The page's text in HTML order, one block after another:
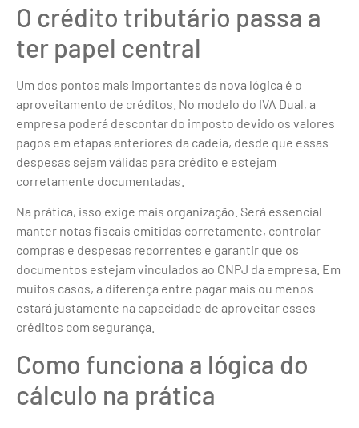
O crédito tributário passa a
ter papel central
Um dos pontos mais importantes da nova lógica é o
aproveitamento de créditos. No modelo do IVA Dual, a
empresa poderá descontar do imposto devido os valores
pagos em etapas anteriores da cadeia, desde que essas
despesas sejam válidas para crédito e estejam
corretamente documentadas.
Na prática, isso exige mais organização. Será essencial
manter notas fiscais emitidas corretamente, controlar
compras e despesas recorrentes e garantir que os
documentos estejam vinculados ao CNPJ da empresa. Em
muitos casos, a diferença entre pagar mais ou menos
estará justamente na capacidade de aproveitar esses
créditos com segurança.
Como funciona a lógica do
cálculo na prática